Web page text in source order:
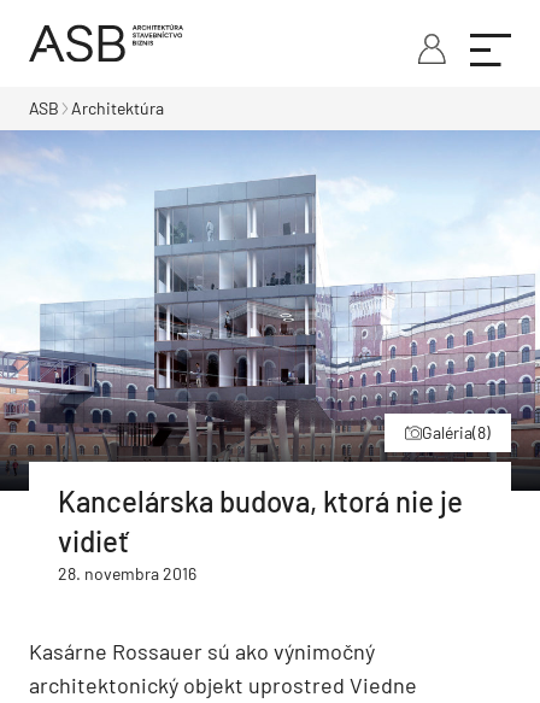
ASB Architektúra
Galéria(8)
Kancelárska budova, ktorá nie je
vidieť
28. novembra 2016
Kasárne Rossauer sú ako výnimočný
architektonický objekt uprostred Viedne